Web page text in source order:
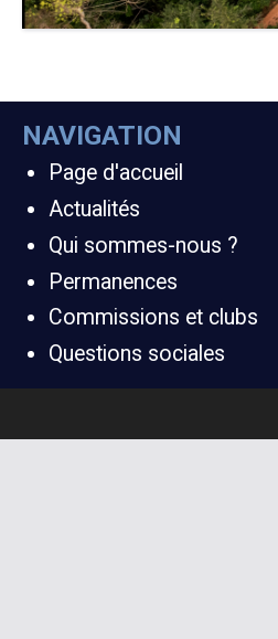
NAVIGATION
Page d'accueil
Actualités
Qui sommes-nous ?
Permanences
Commissions et clubs
Questions sociales